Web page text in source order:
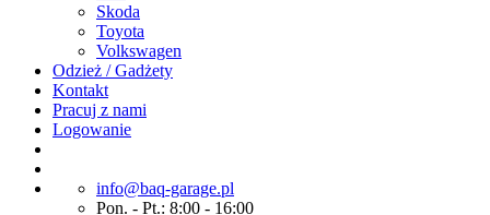
Skoda
Toyota
Volkswagen
Odzież / Gadżety
Kontakt
Pracuj z nami
Logowanie
info@baq-garage.pl
Pon. - Pt.: 8:00 - 16:00